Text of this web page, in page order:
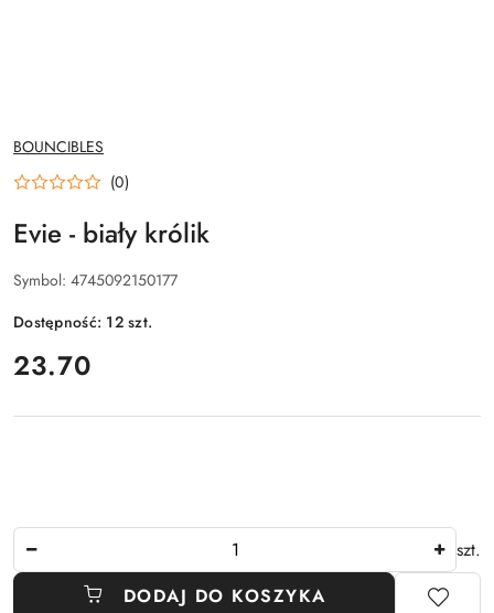
NAZWA
PRODUCENTA:
BOUNCIBLES
(0)
Evie - biały królik
Symbol: 4745092150177
Dostępność: 12szt.
cena:
23.70
szt.
DODAJ DO KOSZYKA